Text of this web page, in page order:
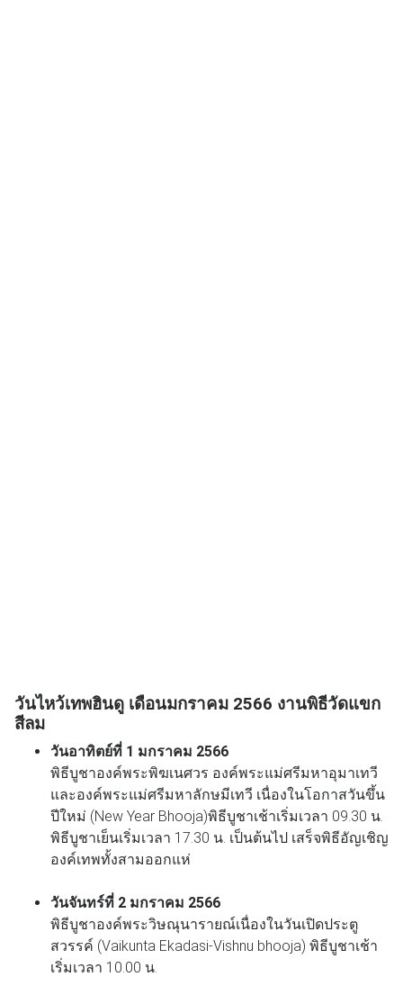
วันไหว้เทพฮินดู เดือนมกราคม 2566 งานพิธีวัดแขก
สีลม
วันอาทิตย์ที่ 1 มกราคม 2566
พิธีบูชาองค์พระพิฆเนศวร องค์พระแม่ศรีมหาอุมาเทวี
และองค์พระแม่ศรีมหาลักษมีเทวี เนื่องในโอกาสวันขึ้น
ปีใหม่ (New Year Bhooja)พิธีบูชาเช้าเริ่มเวลา 09.30 น.
พิธีบูชาเย็นเริ่มเวลา 17.30 น. เป็นต้นไป เสร็จพิธีอัญเชิญ
องค์เทพทั้งสามออกแห่
วันจันทร์ที่ 2 มกราคม 2566
พิธีบูชาองค์พระวิษณุนารายณ์เนื่องในวันเปิดประตู
สวรรค์ (Vaikunta Ekadasi-Vishnu bhooja) พิธีบูชาเช้า
เริ่มเวลา 10.00 น.